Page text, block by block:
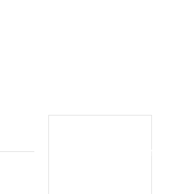
Información